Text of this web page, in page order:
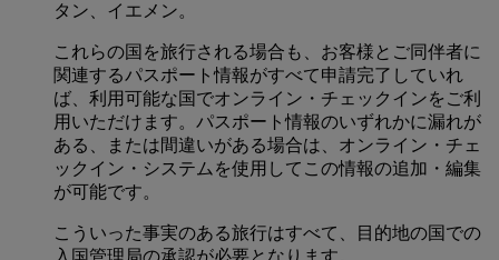
タン、イエメン。
これらの国を旅行される場合も、お客様とご同伴者に
関連するパスポート情報がすべて申請完了していれ
ば、利用可能な国でオンライン・チェックインをご利
用いただけます。パスポート情報のいずれかに漏れが
ある、または間違いがある場合は、オンライン・チェ
ックイン・システムを使用してこの情報の追加・編集
が可能です。
こういった事実のある旅行はすべて、目的地の国での